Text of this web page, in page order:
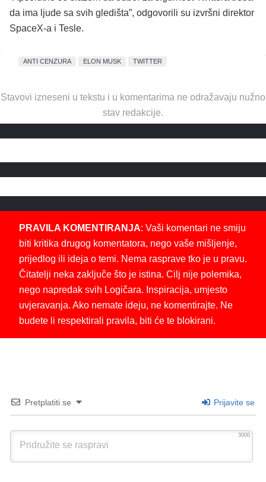
da ima ljude sa svih gledišta”, odgovorili su izvršni direktor
SpaceX-a i Tesle.
ANTI CENZURA ELON MUSK TWITTER
Stavovi izneseni u tekstu i u komentarima ne odražavaju nužno
stav redakcije.
PRAVILA KOMENTIRANJA: Vaši komentari ne smiju
biti kritika drugog komentatora, nego vaše mišljenje,
prijedlog ili ideja o temi. Nema rasprave tko je u pravu.
Čitatelji neka zaključe što je istina. Cilj nije polemika,
nego napredak svih Logičara. Inspiracija, umjesto
uvjeravanja. Ako nemate ideju, ne komentirajte. Ne
budete li respektirali pravila, biti će te blokirani.
Pretplatiti se Prijavite se
3000